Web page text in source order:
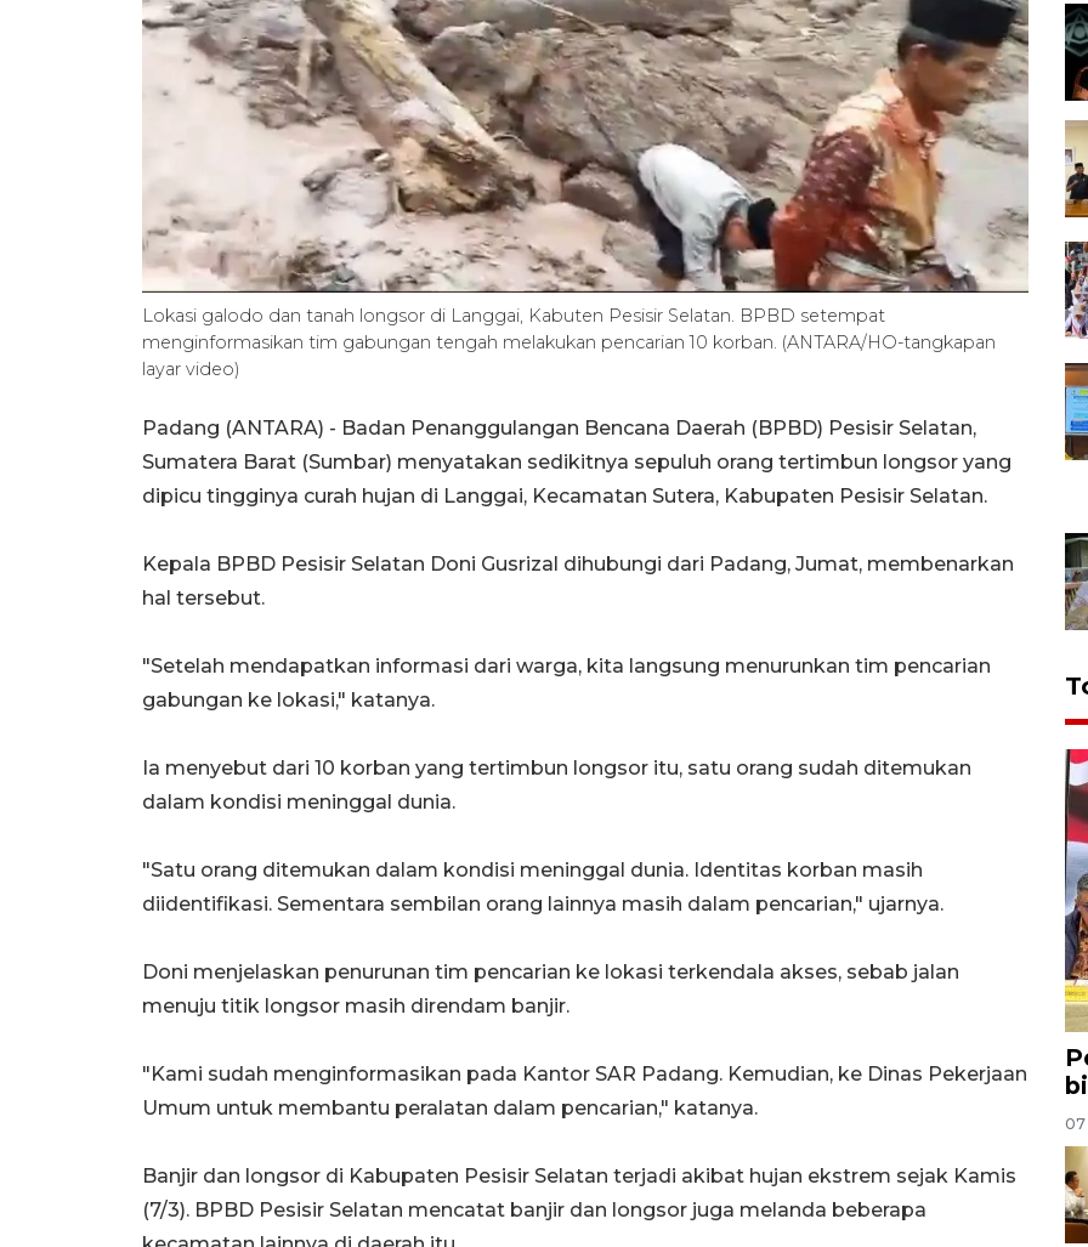
Lokasi galodo dan tanah longsor di Langgai, Kabuten Pesisir Selatan. BPBD setempat
menginformasikan tim gabungan tengah melakukan pencarian 10 korban. (ANTARA/HO-tangkapan
layar video)
Padang (ANTARA) - Badan Penanggulangan Bencana Daerah (BPBD) Pesisir Selatan,
Sumatera Barat (Sumbar) menyatakan sedikitnya sepuluh orang tertimbun longsor yang
dipicu tingginya curah hujan di Langgai, Kecamatan Sutera, Kabupaten Pesisir Selatan.
Kepala BPBD Pesisir Selatan Doni Gusrizal dihubungi dari Padang, Jumat, membenarkan
hal tersebut.
"Setelah mendapatkan informasi dari warga, kita langsung menurunkan tim pencarian
gabungan ke lokasi," katanya.
Ia menyebut dari 10 korban yang tertimbun longsor itu, satu orang sudah ditemukan
dalam kondisi meninggal dunia.
"Satu orang ditemukan dalam kondisi meninggal dunia. Identitas korban masih
diidentifikasi. Sementara sembilan orang lainnya masih dalam pencarian," ujarnya.
Doni menjelaskan penurunan tim pencarian ke lokasi terkendala akses, sebab jalan
menuju titik longsor masih direndam banjir.
"Kami sudah menginformasikan pada Kantor SAR Padang. Kemudian, ke Dinas Pekerjaan
Umum untuk membantu peralatan dalam pencarian," katanya.
Banjir dan longsor di Kabupaten Pesisir Selatan terjadi akibat hujan ekstrem sejak Kamis
(7/3). BPBD Pesisir Selatan mencatat banjir dan longsor juga melanda beberapa
07